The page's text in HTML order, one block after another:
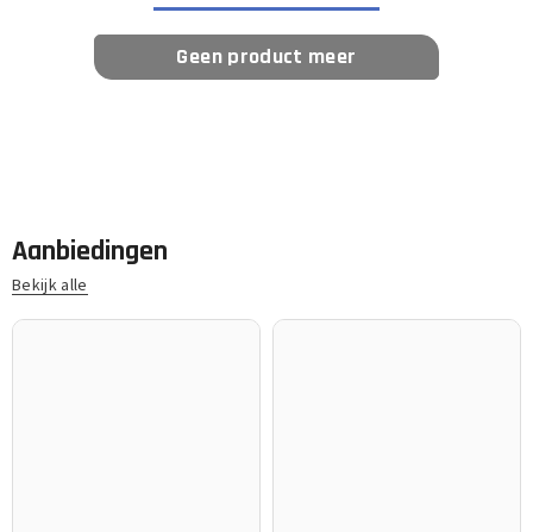
Geen product meer
Aanbiedingen
Bekijk alle